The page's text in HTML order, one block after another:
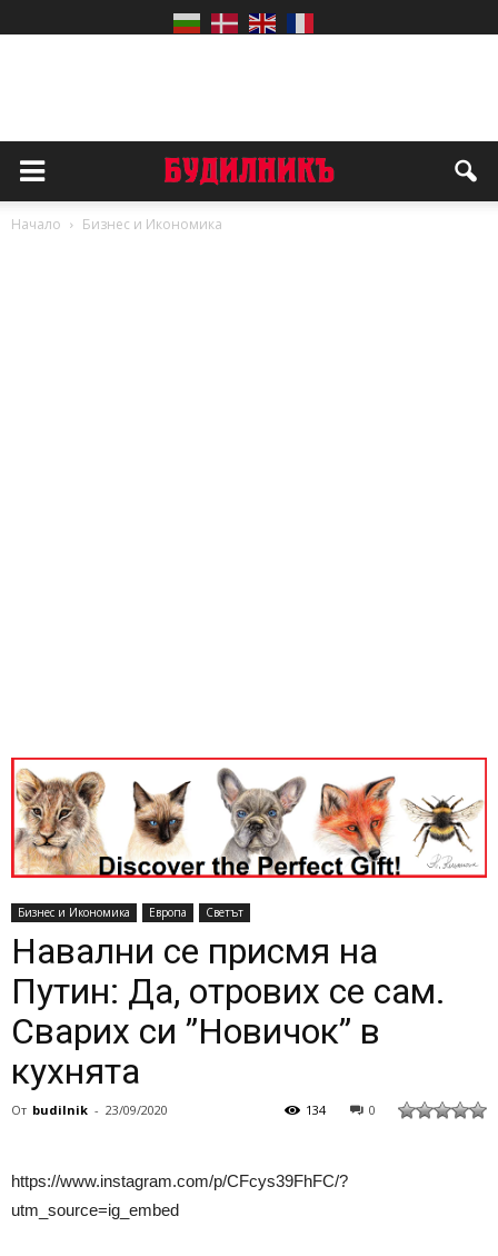
Начало Бизнес и Икономика
Бизнес и Икономика Европа Светът
Навални се присмя на
Путин: Да, отрових се сам.
Сварих си ”Новичок” в
кухнята
От budilnik - 23/09/2020 0
134
https://www.instagram.com/p/CFcys39FhFC/?
utm_source=ig_embed